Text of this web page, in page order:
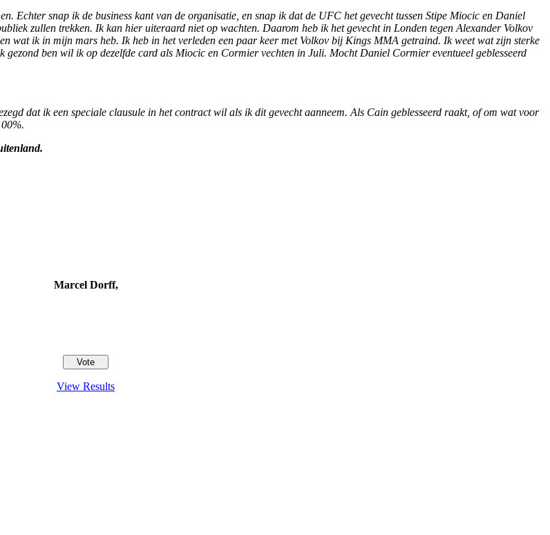
Echter snap ik de business kant van de organisatie, en snap ik dat de UFC het gevecht tussen Stipe Miocic en Daniel
zullen trekken. Ik kan hier uiteraard niet op wachten. Daarom heb ik het gevecht in Londen tegen Alexander Volkov
wat ik in mijn mars heb. Ik heb in het verleden een paar keer met Volkov bij Kings MMA getraind. Ik weet wat zijn sterke
ben wil ik op dezelfde card als Miocic en Cormier vechten in Juli. Mocht Daniel Cormier eventueel geblesseerd
dat ik een speciale clausule in het contract wil als ik dit gevecht aanneem. Als Cain geblesseerd raakt, of om wat voor
Marcel Dorff,
View Results